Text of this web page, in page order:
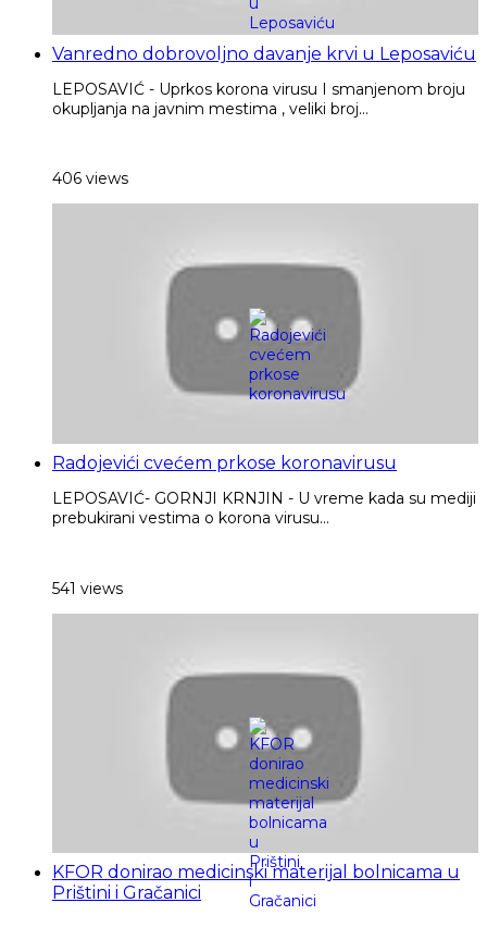
Vanredno dobrovoljno davanje krvi u Leposaviću
LEPOSAVIĆ - Uprkos korona virusu I smanjenom broju
okupljanja na javnim mestima , veliki broj...
406 views
Radojevići cvećem prkose koronavirusu
LEPOSAVIĆ- GORNJI KRNJIN - U vreme kada su mediji
prebukirani vestima o korona virusu...
541 views
KFOR donirao medicinski materijal bolnicama u
Prištini i Gračanici